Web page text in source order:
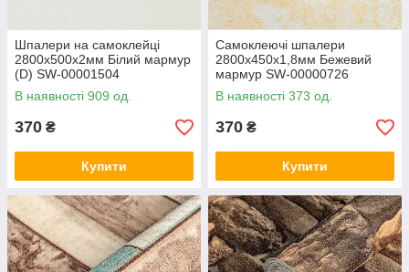
Шпалери на самоклейці
2800х500х2мм Білий мармур
(D) SW-00001504
В наявності 909 од.
370 ₴
Купити
Самоклеючі шпалери
2800х450х1,8мм Бежевий
мармур SW-00000726
В наявності 373 од.
370 ₴
Купити